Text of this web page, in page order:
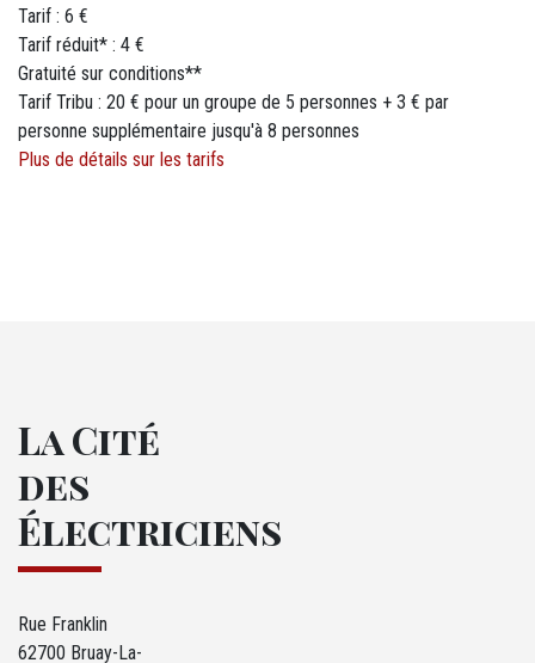
Tarif : 6 €
Tarif réduit* : 4 €
Gratuité sur conditions**
Tarif Tribu : 20 € pour un groupe de 5 personnes + 3 € par
personne supplémentaire jusqu'à 8 personnes
Plus de détails sur les tarifs
La Cité
des
Électriciens
Rue Franklin
62700 Bruay-La-